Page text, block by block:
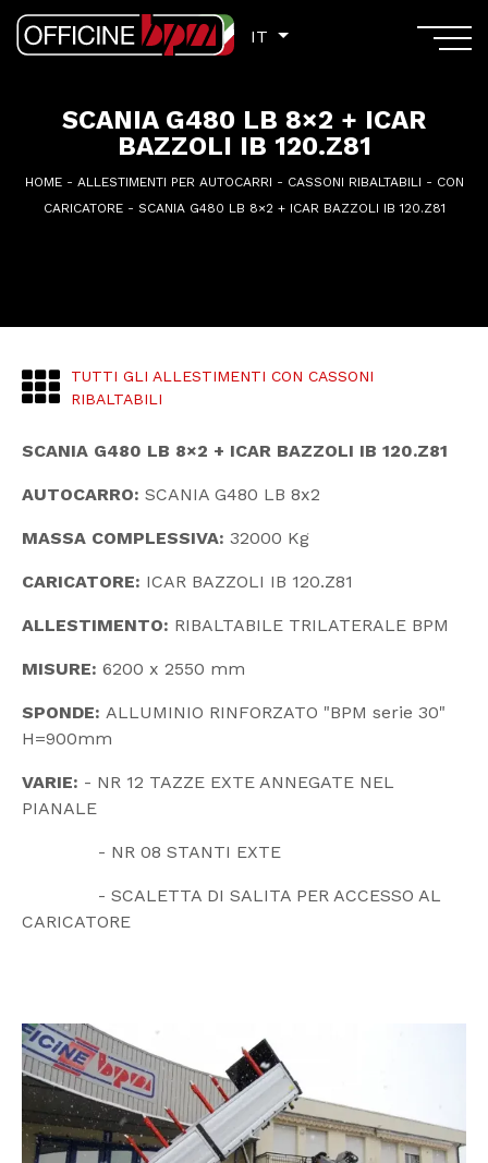
IT
SCANIA G480 LB 8×2 + ICAR
BAZZOLI IB 120.Z81
HOME- ALLESTIMENTI PER AUTOCARRI - CASSONI RIBALTABILI - CON
CARICATORE- SCANIA G480 LB 8×2 + ICAR BAZZOLI IB 120.Z81
TUTTI GLI ALLESTIMENTI CON CASSONI
RIBALTABILI
SCANIA G480 LB 8×2 + ICAR BAZZOLI IB 120.Z81
AUTOCARRO: SCANIA G480 LB 8x2
MASSA COMPLESSIVA: 32000 Kg
CARICATORE: ICAR BAZZOLI IB 120.Z81
ALLESTIMENTO: RIBALTABILE TRILATERALE BPM
MISURE: 6200 x 2550 mm
SPONDE: ALLUMINIO RINFORZATO "BPM serie 30"
H=900mm
VARIE: - NR 12 TAZZE EXTE ANNEGATE NEL
PIANALE
- NR 08 STANTI EXTE
- SCALETTA DI SALITA PER ACCESSO AL
CARICATORE